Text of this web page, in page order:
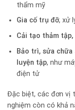
thẩm mỹ
Gia cố trụ đỡ, xử
Cải tạo thảm
Bảo trì, sửa
luyện tập, như
điện tử
Đặc biệt, các đơn vị
nghiệm còn có khả